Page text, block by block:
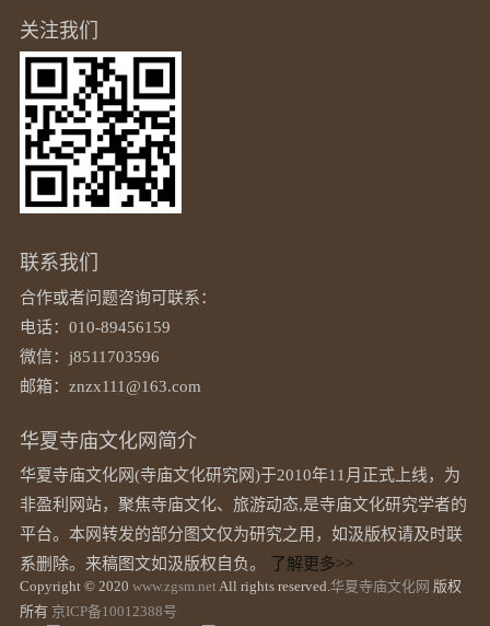
关注我们
联系我们
合作或者问题咨询可联系：
电话：010-89456159
微信：j8511703596
邮箱：znzx111@163.com
华夏寺庙文化网简介
华夏寺庙文化网(寺庙文化研究网)于2010年11月正式上线，为
非盈利网站，聚焦寺庙文化、旅游动态,是寺庙文化研究学者的
平台。本网转发的部分图文仅为研究之用，如汲版权请及时联
系删除。来稿图文如汲版权自负。
了解更多>>
Copyright © 2020 www.zgsm.net All rights reserved. 华夏寺庙文化网 版权
所有 京ICP备10012388号